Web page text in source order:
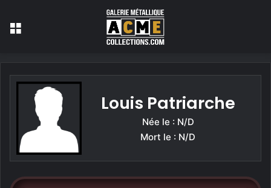
Louis Patriarche
Née le : N/D
Mort le : N/D